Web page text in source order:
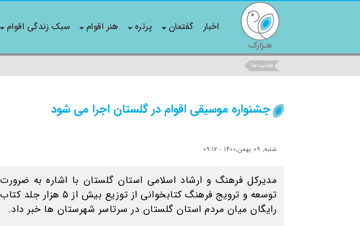
اخبار گفتمان پرتره هنر اقوام سبک زندگی اقوام
فعالیت‌ها
جشنواره موسیقی اقوام در گلستان اجرا می شود
شنبه, 09 بهمن,1400 - 09:17
مدیرکل فرهنگ و ارشاد اسلامی استان گلستان با اشاره به ضرورت
توسعه و ترویج فرهنگ کتابخوانی از توزیع بیش از ۵ هزار جلد کتاب
رایگان میان مردم استان گلستان در سرتاسر شهرستان ها خبر داد.